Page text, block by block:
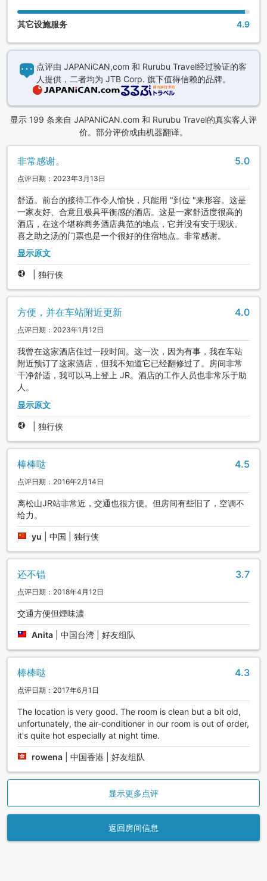
其它设施服务 4.9
点评由 JAPANiCAN,com 和 Rurubu Travel经过验证的客
人提供，二者均为 JTB Corp. 旗下值得信赖的品牌。
显示 199 条来自 JAPANiCAN.com 和 Rurubu Travel的真实客人评
价。部分评价或由机器翻译。
非常感谢。 5.0
点评日期：2023年3月13日
舒适。前台的接待工作令人愉快，只能用 "到位 "来形容。这是
一家友好、合意且极具平衡感的酒店。这是一家舒适度很高的
酒店，在这个堪称商务酒店典范的地点，它并没有安于现状。
喜之助之汤的门票也是一个很好的住宿地点。非常感谢。
显示原文
独行侠
方便，并在车站附近更新 4.0
点评日期：2023年1月12日
我曾在这家酒店住过一段时间。这一次，因为有事，我在车站
附近预订了这家酒店，但我不知道它已经翻修过了。房间非常
干净舒适，我可以马上登上 JR。酒店的工作人员也非常乐于助
人。
显示原文
独行侠
棒棒哒 4.5
点评日期：2016年2月14日
离松山JR站非常近，交通也很方便。但房间有些旧了，空调不
给力。
yu 中国 | 独行侠
还不错 3.7
点评日期：2018年4月12日
交通方便但煙味濃
Anita 中国台湾 | 好友组队
棒棒哒 4.3
点评日期：2017年6月1日
The location is very good. The room is clean but a bit old,
unfortunately, the air-conditioner in our room is out of order,
it's quite hot especially at night time.
rowena 中国香港 | 好友组队
显示更多点评
返回房间信息